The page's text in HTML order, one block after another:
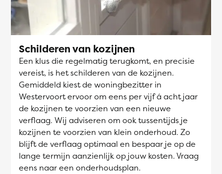
Schilderen van kozijnen
Een klus die regelmatig terugkomt, en precisie
vereist, is het schilderen van de kozijnen.
Gemiddeld kiest de woningbezitter in
Westervoort ervoor om eens per vijf á acht jaar
de kozijnen te voorzien van een nieuwe
verflaag. Wij adviseren om ook tussentijds je
kozijnen te voorzien van klein onderhoud. Zo
blijft de verflaag optimaal en bespaar je op de
lange termijn aanzienlijk op jouw kosten. Vraag
eens naar een onderhoudsplan.